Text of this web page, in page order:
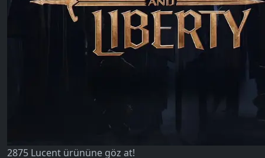
2875 Lucent ürününe göz at!